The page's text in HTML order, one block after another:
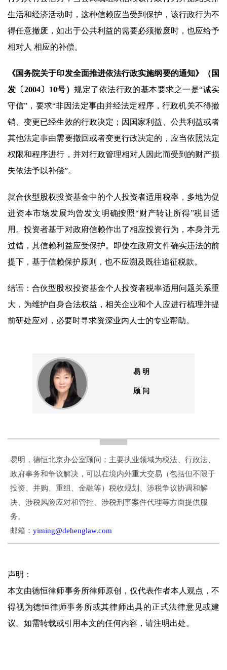
生活和经济活动时，这种信赖应当受到保护，该行政行为不
得任意撤废，如出于公共利益的需要必须撤废时，也应给予
相对人 相应的补偿。
《国务院关于印发全面推进依法行政实施纲要的通知》（国
发〔2004〕10号）规定了依法行政的基本要求之一是“诚实
守信”，要求“非因法定事由并经法定程序，行政机关不得撤
销、变更已经生效的行政决定；因国家利益、公共利益或者
其他法定事由需要撤回或者变更行政决定的，应当依照法定
权限和程序进行，并对行政管理相对人因此而受到的财产损
失依法予以补偿”。
就合伙型股权投资基金中的个人投资者适用税率，多地为促
进资本市场发展均曾发文明确按照“财产转让所得”税目适
用。投资者基于对政府信赖作出了相应投资行为，本身并无
过错，其信赖利益应受保护。即使在政府文件确实违法的前
提下，基于信赖保护原则，也不应溯及既往追征税款。
结语：合伙型股权投资基金个人投资者税率适用问题关系重
大，为维护自身合法权益，相关企业和个人应进行梳理并提
前研处应对，必要时寻求资深业内人士的专业帮助。
易 明
顾 问
易明，德恒北京办公室顾问；主要执业领域为税法、行政法、
政府事务和争议解决，可以在境内外重大交易（包括但不限于
投资、并购、重组、金融等）税收规划、涉税争议协调和解
决、涉税风险应对和管控、涉税刑事案件代理等方面提供服
务。
邮箱： yiming@dehenglaw.com
声明：
本文由德恒律师事务所律师原创，仅代表作者本人观点，不
得视为德恒律师事务所或其律师出具的正式法律意见或建
议。如需转载或引用本文的任何内容，请注明出处。